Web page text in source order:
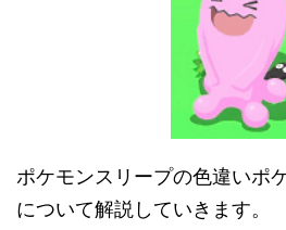
ポケモンスリープの色違いポ
について解説していきます。